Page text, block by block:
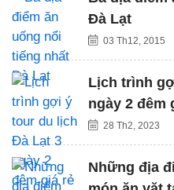
Đà Lạt
03 Th12, 2015
Lịch trình
ngày 2 đêm
28 Th2, 2023
Những địa